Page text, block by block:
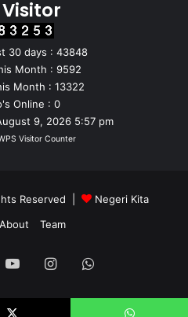
30 days : 43848
Month : 9592
Month : 13322
Online : 0
9, 2026 5:57 pm
Visitor Counter
Reserved |
Negeri Kita
About Team
YouTubeInstagramWhatsApp